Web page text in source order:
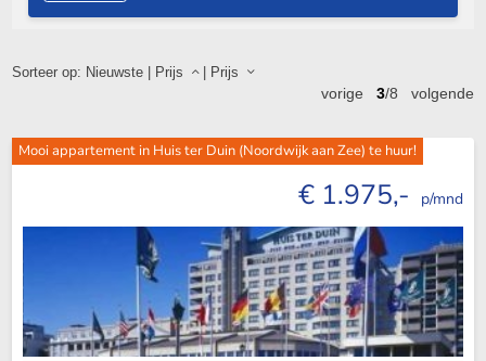
Sorteer op: Nieuwste| Prijs | Prijs
vorige 3/8volgende
Mooi appartement in Huis ter Duin (Noordwijk aan Zee) te huur!
€ 1.975,- p/mnd